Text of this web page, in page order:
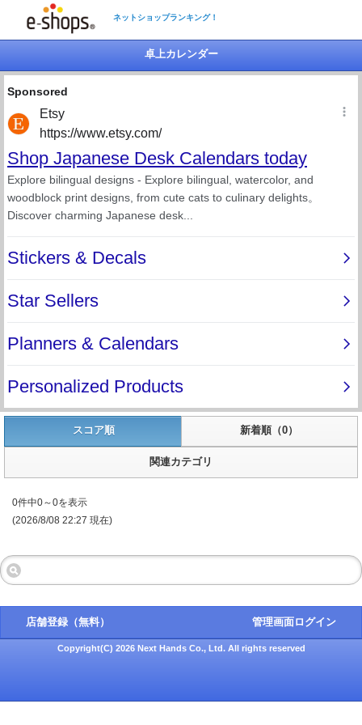
ネットショップランキング！
卓上カレンダー
スコア順 新着順（0）
関連カテゴリ
0件中0～0を表示
(2026/8/08 22:27 現在)
店舗登録（無料） 管理画面ログイン
Copyright(C) 2026 Next Hands Co., Ltd. All rights reserved